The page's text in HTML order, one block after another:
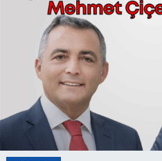
Magazin
Turizm
Çevre
Kültür ve Sanat
Sivil Toplum